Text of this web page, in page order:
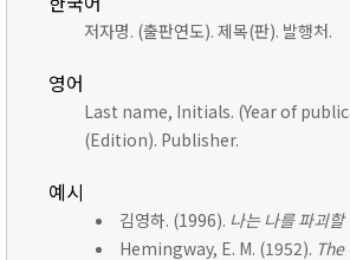
저자명. (출판연도). 제목(판). 발행처.
영어
Last name, Initials. (Year of
(Edition). Publisher.
예시
김영하. (1996). 나는 나를 파괴할
Hemingway, E. M. (1952).